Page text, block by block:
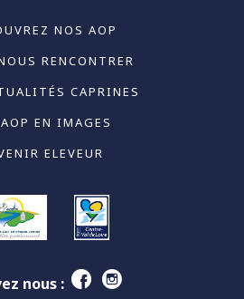
NOS AOP
RENCONTRER
CAPRINES
EN IMAGES
ELEVEUR
nous :